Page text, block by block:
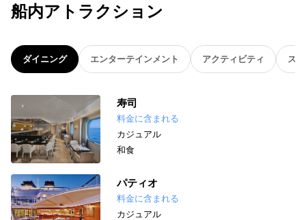
船内アトラクション
ダイニング エンターテインメント アクティビティ ス
寿司
料金に含まれる
カジュアル
和食
パティオ
料金に含まれる
カジュアル